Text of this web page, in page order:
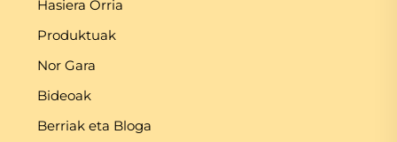
Hasiera Orria
Produktuak
Nor Gara
Bideoak
Berriak eta Bloga